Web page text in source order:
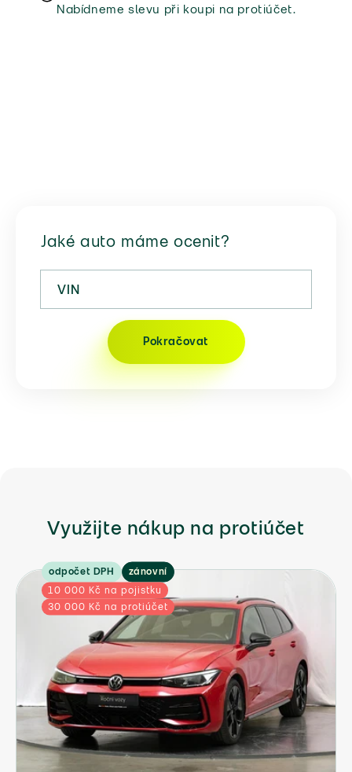
Nabídneme slevu při koupi na protiúčet.
Jaké auto máme ocenit?
VIN
Pokračovat
Využijte nákup na protiúčet
odpočet DPH zánovní
10 000 Kč na pojistku
30 000 Kč na protiúčet